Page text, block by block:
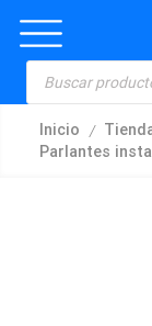
Inicio /
Parlantes